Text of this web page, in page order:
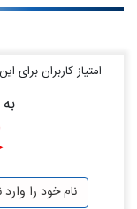
امتیاز کاربران برای